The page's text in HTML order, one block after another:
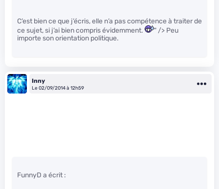
C’est bien ce que j’écris, elle n’a pas compétence à traiter de
ce sujet, si j’ai bien compris évidemment.
" /> Peu
importe son orientation politique.
Inny
Le 02/09/2014 à 12h59
FunnyD a écrit :